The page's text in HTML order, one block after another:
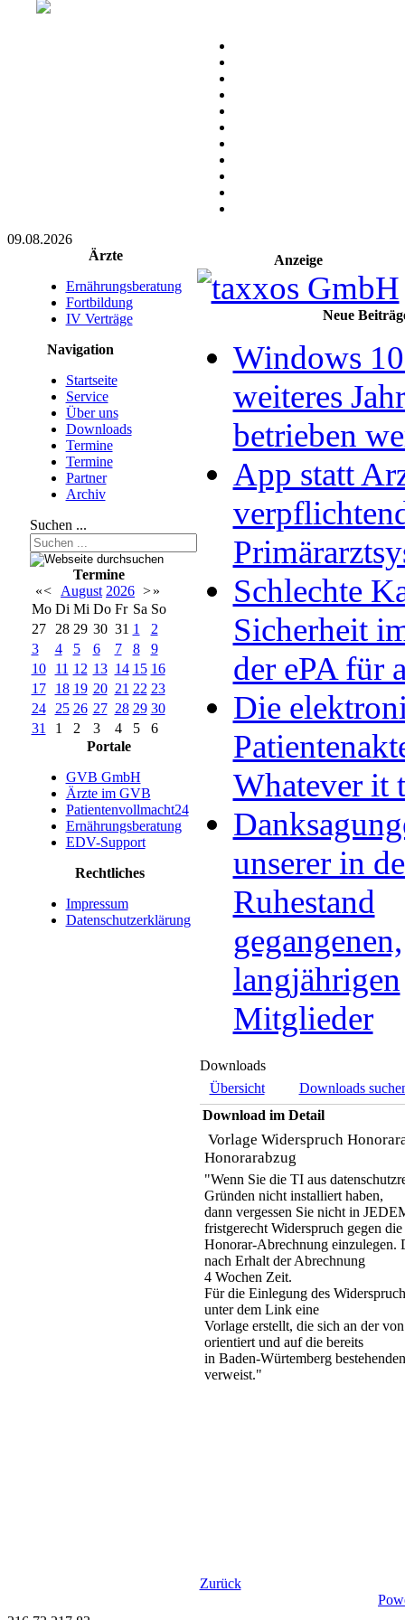
09.08.2026
Ärzte
Ernährungsberatung
Fortbildung
IV Verträge
Navigation
Startseite
Service
Über uns
Downloads
Termine
Termine
Partner
Archiv
Suchen ...
Termine
«< August 2026 >»
Mo Di Mi Do Fr Sa So
27
28 29 30 31 1
2
3
4 5 6 7 8
9
10
11 12 13 14 15 16
17
18 19 20 21 22 23
24
25 26 27 28 29 30
31
1 2 3 4 5
6
Portale
GVB GmbH
Ärzte im GVB
Patientenvollmacht24
Ernährungsberatung
EDV-Support
Rechtliches
Impressum
Datenschutzerklärung
Anzeige
Neue
Windows
weiteres
betrieben
App statt
Schlechte
Sicherheit
der ePA für
Die
Whatever it
unserer in
Ruhestand
gegangenen,
langjährigen
Mitglieder
Downloads
Übersicht
Downloads
Download im Detail
Vorlage Widerspruch
Honorarabzug
"Wenn Sie die TI aus
Gründen nicht installiert haben,
dann vergessen Sie nicht in
fristgerecht Widerspruch gegen die
Honorar-Abrechnung einzulegen.
nach Erhalt der Abrechnung
4 Wochen Zeit.
Für die Einlegung des
unter dem Link eine
Vorlage erstellt, die sich an der
orientiert und auf die bereits
in Baden-Würtemberg
verweist."
Zurück